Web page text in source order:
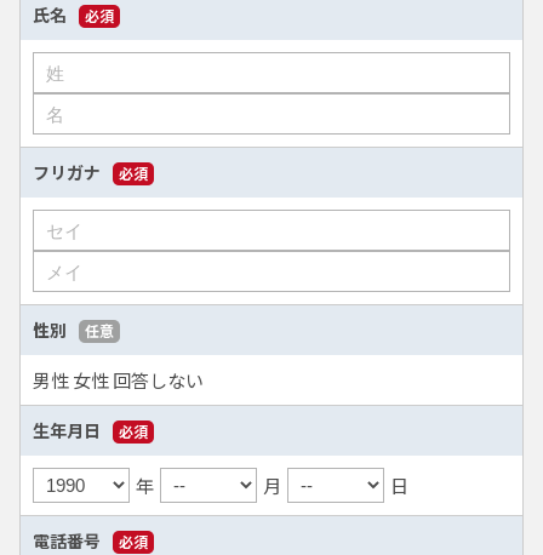
氏名 必須
フリガナ 必須
性別 任意
男性女性回答しない
生年月日 必須
年 月 日
電話番号 必須